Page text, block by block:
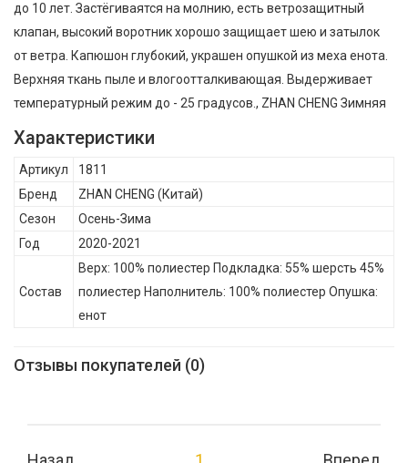
до 10 лет. Застёгиваятся на молнию, есть ветрозащитный
клапан, высокий воротник хорошо защищает шею и затылок
от ветра. Капюшон глубокий, украшен опушкой из меха енота.
Верхняя ткань пыле и влогоотталкивающая. Выдерживает
температурный режим до - 25 градусов., ZHAN CHENG Зимняя
, Осень-Зима, Состав: Верх: 100% полиестер Подкладка: 55%
шерсть 45% полиестер Наполнитель: 100% полиестер Опушка:
енот
Характеристики
Артикул
1811
Бренд
ZHAN CHENG (Китай)
Сезон
Осень-Зима
Год
2020-2021
Состав
Верх: 100% полиестер Подкладка: 55% шерсть 45%
полиестер Наполнитель: 100% полиестер Опушка:
енот
Отзывы покупателей (0)